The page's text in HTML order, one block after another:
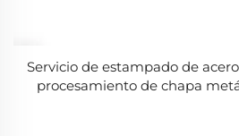
Servicio de estampado de
procesamiento de chapa